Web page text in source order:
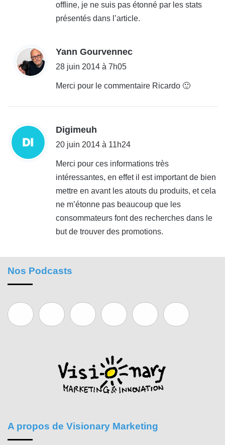
offline, je ne suis pas étonné par les stats
présentés dans l’article.
Yann Gourvennec
:
28 juin 2014 à 7h05
Merci pour le commentaire Ricardo 🙂
Digimeuh
i
20 juin 2014 à 11h24
Merci pour ces informations très
intéressantes, en effet il est important de bien
mettre en avant les atouts du produits, et cela
ne m’étonne pas beaucoup que les
consommateurs font des recherches dans le
but de trouver des promotions.
Nos Podcasts
A propos de Visionary Marketing